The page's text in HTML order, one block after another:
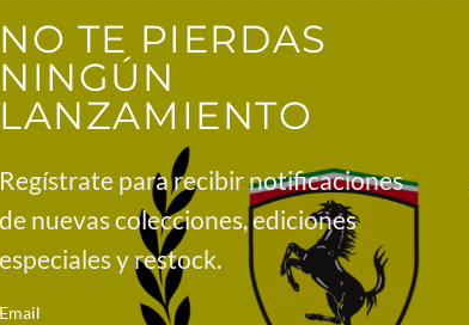
NO TE PIERDAS
NINGÚN
LANZAMIENTO
Regístrate para recibir notificaciones
de nuevas colecciones, ediciones
especiales y restock.